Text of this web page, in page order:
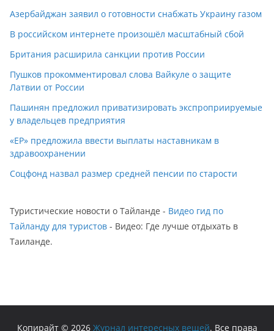
Азербайджан заявил о готовности снабжать Украину газом
В российском интернете произошёл масштабный сбой
Британия расширила санкции против России
Пушков прокомментировал слова Вайкуле о защите
Латвии от России
Пашинян предложил приватизировать экспроприируемые
у владельцев предприятия
«ЕР» предложила ввести выплаты наставникам в
здравоохранении
Соцфонд назвал размер средней пенсии по старости
Туристические новости о Тайланде - Видео гид по
Тайланду для туристов - Видео: Где лучше отдыхать в
Таиланде.
Копирайт © 2026 Журнал интересных вещей. Все права